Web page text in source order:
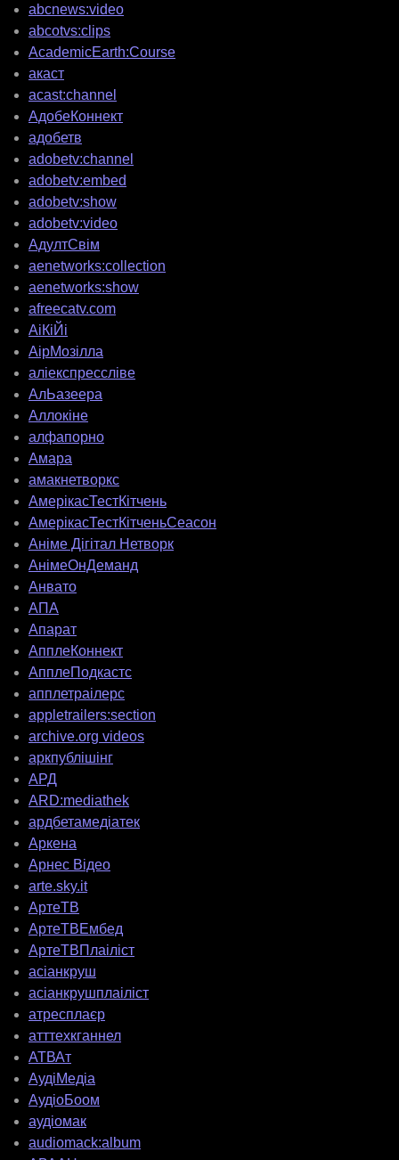
abcnews:video
abcotvs:clips
AcademicEarth:Course
акаст
acast:channel
АдобеКоннект
адобетв
adobetv:channel
adobetv:embed
adobetv:show
adobetv:video
АдултСвім
aenetworks:collection
aenetworks:show
afreecatv.com
АіКіЙі
АірМозілла
аліекспрессліве
АлЬазеера
Аллокіне
алфапорно
Амара
амакнетворкс
АмерікасТестКітчень
АмерікасТестКітченьСеасон
Аніме Дігітал Нетворк
АнімеОнДеманд
Анвато
АПА
Апарат
АпплеКоннект
АпплеПодкастс
апплетраілерс
appletrailers:section
archive.org videos
аркпублішінг
АРД
ARD:mediathek
ардбетамедіатек
Аркена
Арнес Відео
arte.sky.it
АртеТВ
АртеТВЕмбед
АртеТВПлаіліст
асіанкруш
асіанкрушплаіліст
атресплаєр
атттехкганнел
АТВАт
АудіМедіа
АудіоБоом
аудіомак
audiomack:album